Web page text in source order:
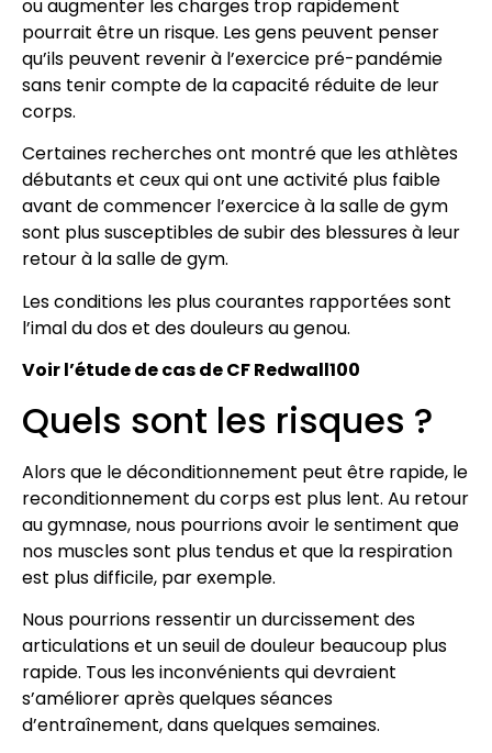
ou augmenter les charges trop rapidement
pourrait être un risque. Les gens peuvent penser
qu’ils peuvent revenir à l’exercice pré-pandémie
sans tenir compte de la capacité réduite de leur
corps.
Certaines recherches ont montré que les athlètes
débutants et ceux qui ont une activité plus faible
avant de commencer l’exercice à la salle de gym
sont plus susceptibles de subir des blessures à leur
retour à la salle de gym.
Les conditions les plus courantes rapportées sont
l’imal du dos et des douleurs au genou.
Voir l’étude de cas de CF Redwall100
Quels sont les risques ?
Alors que le déconditionnement peut être rapide, le
reconditionnement du corps est plus lent. Au retour
au gymnase, nous pourrions avoir le sentiment que
nos muscles sont plus tendus et que la respiration
est plus difficile, par exemple.
Nous pourrions ressentir un durcissement des
articulations et un seuil de douleur beaucoup plus
rapide. Tous les inconvénients qui devraient
s’améliorer après quelques séances
d’entraînement, dans quelques semaines.